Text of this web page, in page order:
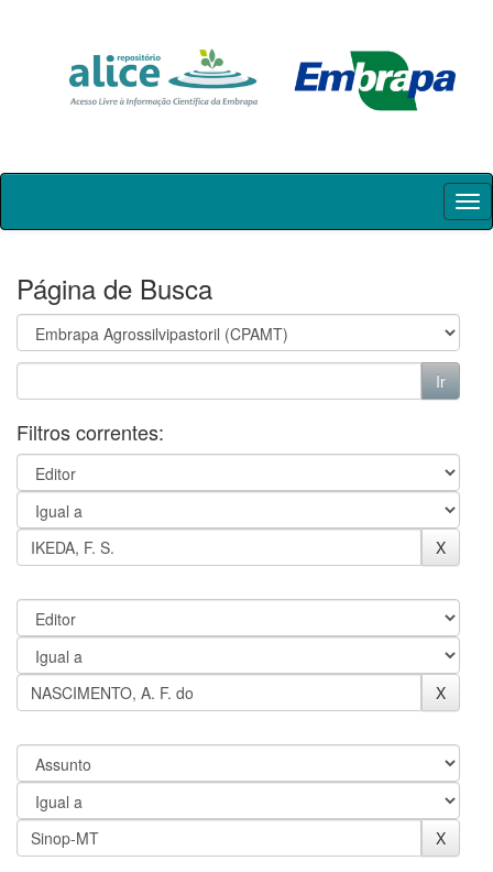
Skip
Página de Busca
Filtros correntes: